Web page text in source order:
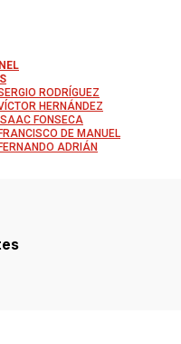
RODRÍGUEZ
HERNÁNDEZ
FONSECA
DE MANUEL
ADRIÁN